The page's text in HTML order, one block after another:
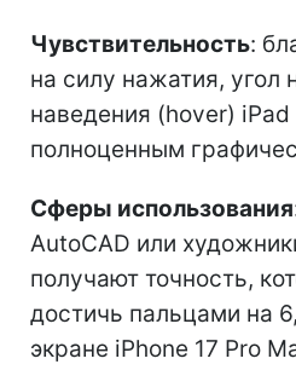
Чувствительность:
на силу нажатия, угол
наведения (hover) iPad
полноценным
Сферы использования
AutoCAD или
получают точность,
достичь пальцами на
экране iPhone 17 Pro